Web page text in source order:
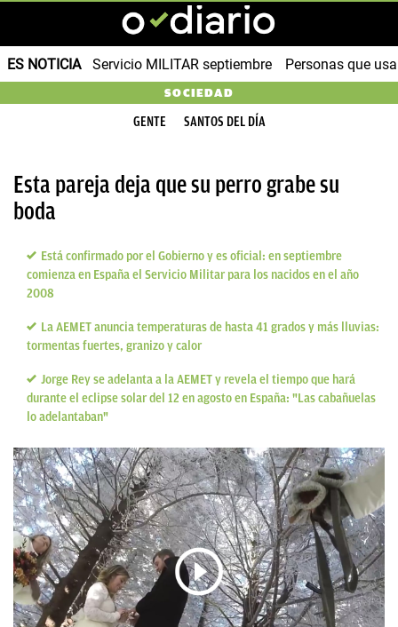
ES NOTICIA Servicio MILITAR septiembre Personas que
SOCIEDAD
GENTE SANTOS DEL DÍA
Esta pareja deja que su perro grabe su
boda
Está confirmado por el Gobierno y es oficial: en septiembre
comienza en España el Servicio Militar para los nacidos en el año
2008
La AEMET anuncia temperaturas de hasta 41 grados y más lluvias:
tormentas fuertes, granizo y calor
Jorge Rey se adelanta a la AEMET y revela el tiempo que hará
durante el eclipse solar del 12 en agosto en España: "Las cabañuelas
lo adelantaban"